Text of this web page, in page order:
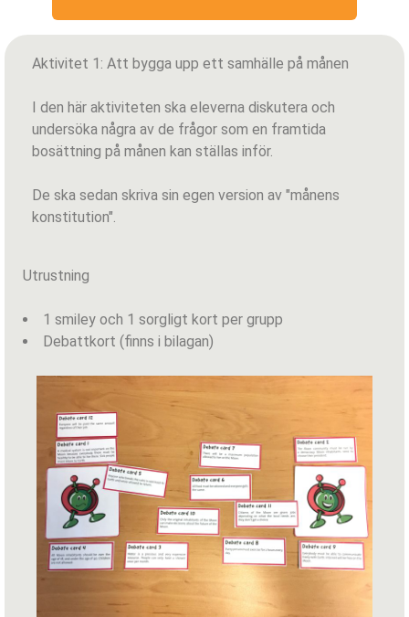
Aktivitet 1: Att bygga upp ett samhälle på månen
I den här aktiviteten ska eleverna diskutera och
undersöka några av de frågor som en framtida
bosättning på månen kan ställas inför.
De ska sedan skriva sin egen version av "månens
konstitution".
Utrustning
1 smiley och 1 sorgligt kort per grupp
Debattkort (finns i bilagan)